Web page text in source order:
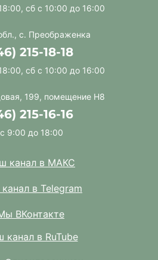
сб с 10:00 до 16:00
с. Преображенка
215-18-18
сб с 10:00 до 16:00
199, помещение Н8
215-16-16
9:00 до 18:00
канал в МАКС
в Telegram
ВКонтакте
канал в RuTube